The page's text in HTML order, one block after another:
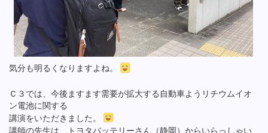
気分も明るくなりますよね。
Ｃ３では、今後ますます需要が拡大する自動車ようリチウムイオ
ン電池に関する
講演をいただきました。
講師の先生は、トヨタバッテリーさん（静岡）からいらっしゃい